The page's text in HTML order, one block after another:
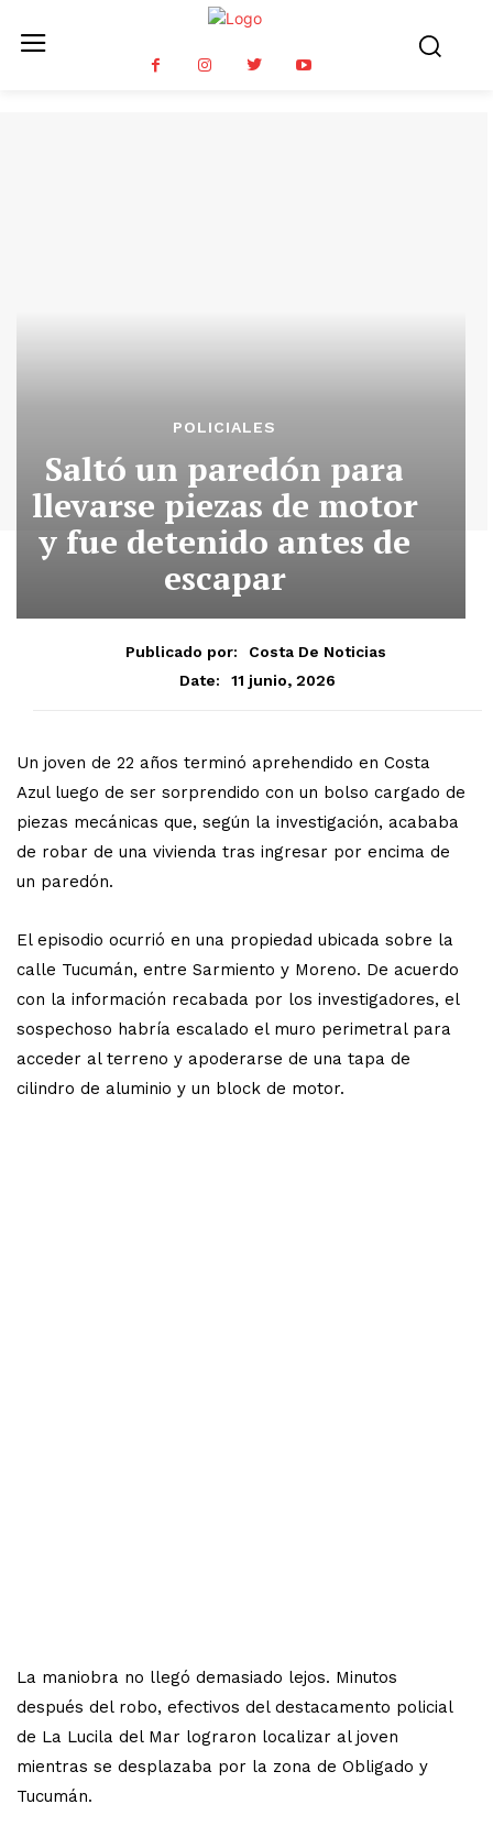
POLICIALES
Saltó un paredón para
llevarse piezas de motor
y fue detenido antes de
escapar
Publicado por:
Costa De Noticias
Date:
11 junio, 2026
Un joven de 22 años terminó aprehendido en Costa
Azul luego de ser sorprendido con un bolso cargado de
piezas mecánicas que, según la investigación, acababa
de robar de una vivienda tras ingresar por encima de
un paredón.
El episodio ocurrió en una propiedad ubicada sobre la
calle Tucumán, entre Sarmiento y Moreno. De acuerdo
con la información recabada por los investigadores, el
sospechoso habría escalado el muro perimetral para
acceder al terreno y apoderarse de una tapa de
cilindro de aluminio y un block de motor.
La maniobra no llegó demasiado lejos. Minutos
después del robo, efectivos del destacamento policial
de La Lucila del Mar lograron localizar al joven
mientras se desplazaba por la zona de Obligado y
Tucumán.